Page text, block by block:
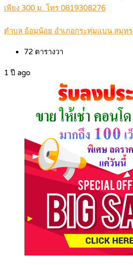
เพียง 300 ม. โทร 0819308276
ตำบล อ้อมน้อย อำเภอกระทุ่มแบน สมุท
72 ตารางวา
1 ปี ago